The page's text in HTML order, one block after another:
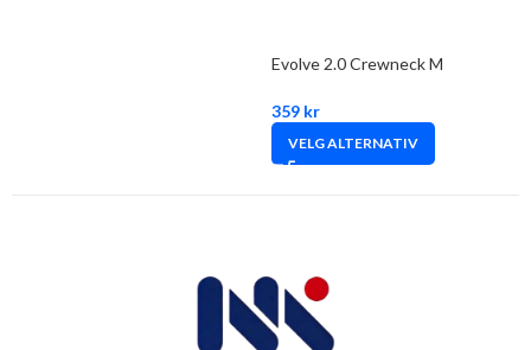
Evolve 2.0 Crewneck M
359 kr
VELG ALTERNATIV